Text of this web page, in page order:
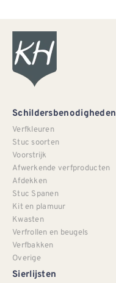
Schildersbenodigheden
Verfkleuren
Stuc soorten
Voorstrijk
Afwerkende verfproducten
Afdekken
Stuc Spanen
Kit en plamuur
Kwasten
Verfrollen en beugels
Verfbakken
Overige
Sierlijsten